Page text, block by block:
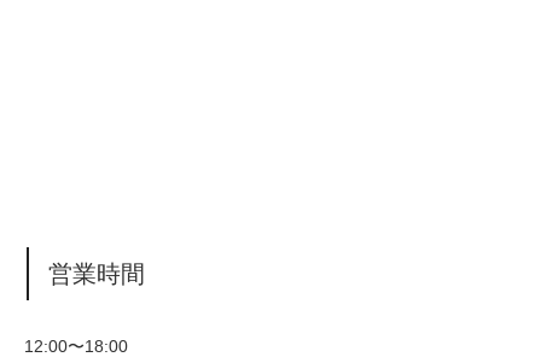
営業時間
12:00〜18:00